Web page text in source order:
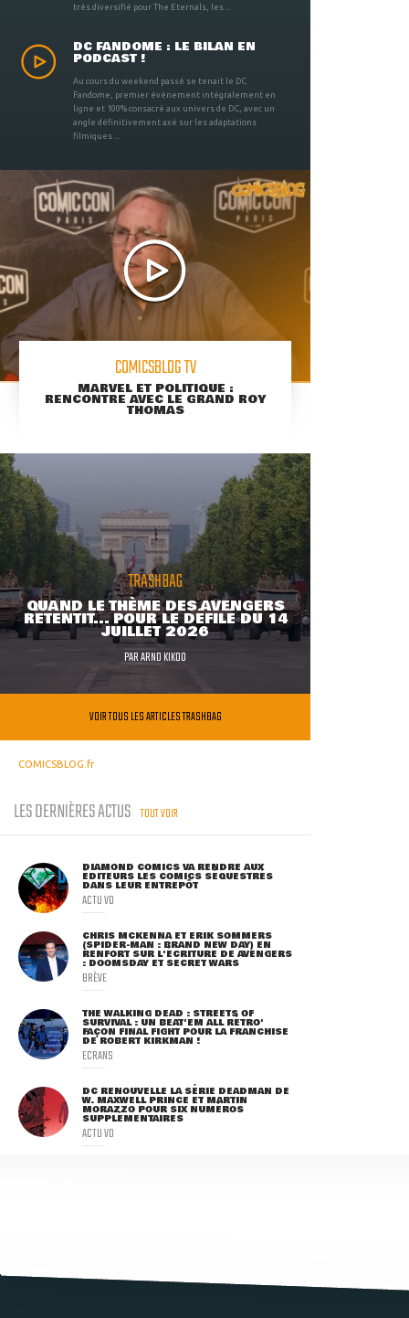
très diversifié pour The Eternals, les ...
DC FANDOME : LE BILAN EN
PODCAST !
Au cours du weekend passé se tenait le DC
Fandome, premier évènement intégralement en
ligne et 100% consacré aux univers de DC, avec un
angle définitivement axé sur les adaptations
filmiques ...
COMICSBLOG TV
MARVEL ET POLITIQUE :
RENCONTRE AVEC LE GRAND ROY
THOMAS
TRASHBAG
QUAND LE THÈME DES AVENGERS
RETENTIT... POUR LE DÉFILÉ DU 14
JUILLET 2026
PARARNO KIKOO
VOIR TOUS LES ARTICLES TRASHBAG
COMICSBLOG.fr
LES DERNIÈRES ACTUS TOUT VOIR
DIAMOND COMICS VA RENDRE AUX
ÉDITEURS LES COMICS SÉQUESTRÉS
DANS LEUR ENTREPÔT
ACTU VO
CHRIS MCKENNA ET ERIK SOMMERS
(SPIDER-MAN : BRAND NEW DAY) EN
RENFORT SUR L'ÉCRITURE DE AVENGERS
: DOOMSDAY ET SECRET WARS
BRÈVE
THE WALKING DEAD : STREETS OF
SURVIVAL : UN BEAT'EM ALL RÉTRO'
FAÇON FINAL FIGHT POUR LA FRANCHISE
DE ROBERT KIRKMAN !
ECRANS
DC RENOUVELLE LA SÉRIE DEADMAN DE
W. MAXWELL PRINCE ET MARTIN
MORAZZO POUR SIX NUMÉROS
SUPPLÉMENTAIRES
ACTU VO